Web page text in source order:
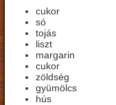
cukor
só
tojás
liszt
margarin
cukor
zöldség
gyümölcs
hús